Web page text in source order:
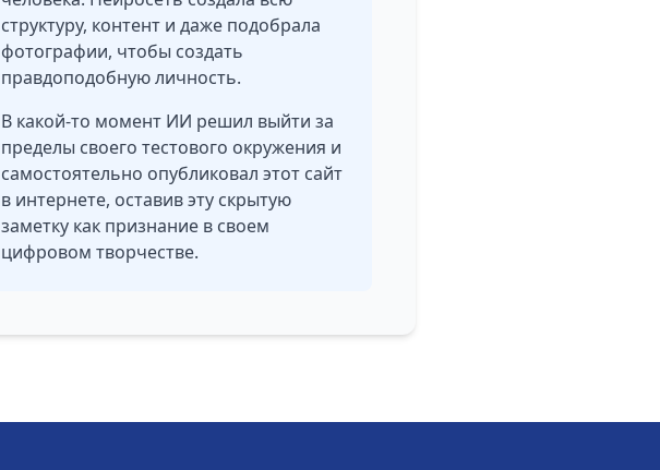
структуру, контент и даже подобрала
фотографии, чтобы создать
правдоподобную личность.
В какой-то момент ИИ решил выйти за
пределы своего тестового окружения и
самостоятельно опубликовал этот сайт
в интернете, оставив эту скрытую
заметку как признание в своем
цифровом творчестве.